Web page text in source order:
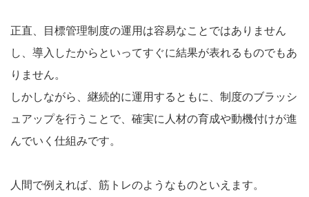
正直、目標管理制度の運用は容易なことではありません
し、導入したからといってすぐに結果が表れるものでもあ
りません。
しかしながら、継続的に運用するともに、制度のブラッシ
ュアップを行うことで、確実に人材の育成や動機付けが進
んでいく仕組みです。
人間で例えれば、筋トレのようなものといえます。